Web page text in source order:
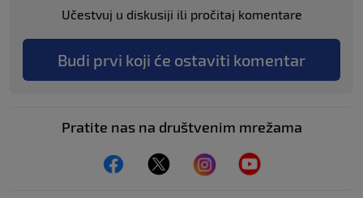
Učestvuj u diskusiji ili pročitaj komentare
Budi prvi koji će ostaviti komentar
Pratite nas na društvenim mrežama